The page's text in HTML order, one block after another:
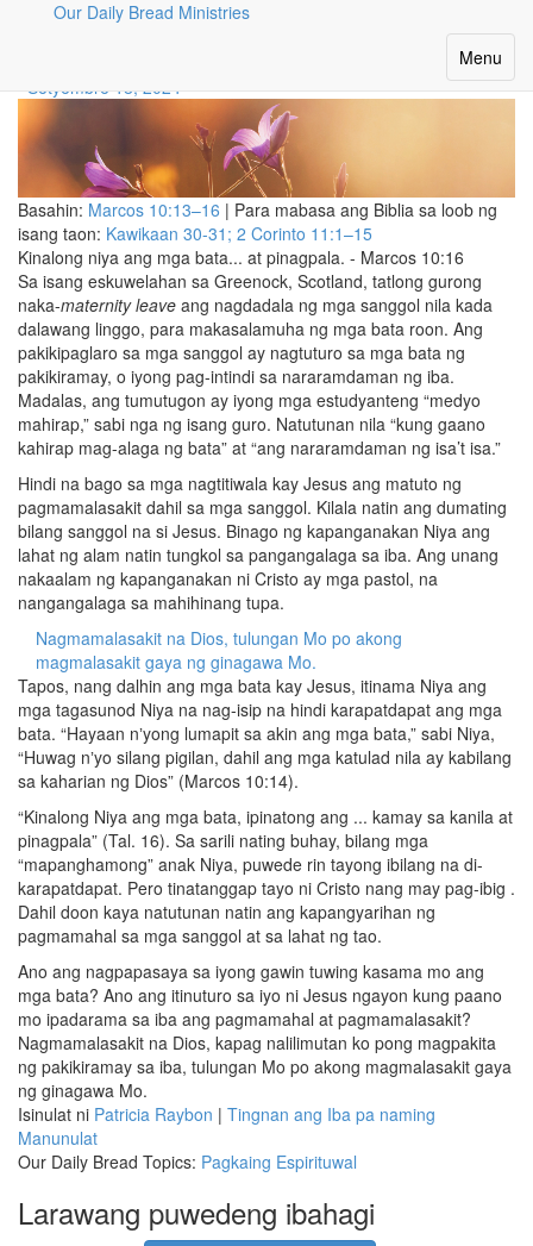
Our Daily Bread Ministries
Toggle
Menu
Setyembre 18, 2024
Basahin: Marcos 10:13–16 | Para mabasa ang Biblia sa loob ng
isang taon: Kawikaan 30-31; 2 Corinto 11:1–15
Kinalong niya ang mga bata... at pinagpala. - Marcos 10:16
Sa isang eskuwelahan sa Greenock, Scotland, tatlong gurong
naka-maternity leave ang nagdadala ng mga sanggol nila kada
dalawang linggo, para makasalamuha ng mga bata roon. Ang
pakikipaglaro sa mga sanggol ay nagtuturo sa mga bata ng
pakikiramay, o iyong pag-intindi sa nararamdaman ng iba.
Madalas, ang tumutugon ay iyong mga estudyanteng “medyo
mahirap,” sabi nga ng isang guro. Natutunan nila “kung gaano
kahirap mag-alaga ng bata” at “ang nararamdaman ng isa’t isa.”
Hindi na bago sa mga nagtitiwala kay Jesus ang matuto ng
pagmamalasakit dahil sa mga sanggol. Kilala natin ang dumating
bilang sanggol na si Jesus. Binago ng kapanganakan Niya ang
lahat ng alam natin tungkol sa pangangalaga sa iba. Ang unang
nakaalam ng kapanganakan ni Cristo ay mga pastol, na
nangangalaga sa mahihinang tupa.
Nagmamalasakit na Dios, tulungan Mo po akong
magmalasakit gaya ng ginagawa Mo.
Tapos, nang dalhin ang mga bata kay Jesus, itinama Niya ang
mga tagasunod Niya na nag-isip na hindi karapatdapat ang mga
bata. “Hayaan nʼyong lumapit sa akin ang mga bata,” sabi Niya,
“Huwag nʼyo silang pigilan, dahil ang mga katulad nila ay kabilang
sa kaharian ng Dios” (Marcos 10:14).
“Kinalong Niya ang mga bata, ipinatong ang ... kamay sa kanila at
pinagpala” (Tal. 16). Sa sarili nating buhay, bilang mga
“mapanghamong” anak Niya, puwede rin tayong ibilang na di-
karapatdapat. Pero tinatanggap tayo ni Cristo nang may pag-ibig .
Dahil doon kaya natutunan natin ang kapangyarihan ng
pagmamahal sa mga sanggol at sa lahat ng tao.
Ano ang nagpapasaya sa iyong gawin tuwing kasama mo ang
mga bata? Ano ang itinuturo sa iyo ni Jesus ngayon kung paano
mo ipadarama sa iba ang pagmamahal at pagmamalasakit?
Nagmamalasakit na Dios, kapag nalilimutan ko pong magpakita
ng pakikiramay sa iba, tulungan Mo po akong magmalasakit gaya
ng ginagawa Mo.
Isinulat ni Patricia Raybon | Tingnan ang Iba pa naming
Manunulat
Our Daily Bread Topics: Pagkaing Espirituwal
Larawang puwedeng ibahagi